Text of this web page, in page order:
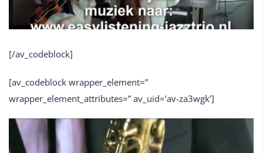
[/av_codeblock]
[av_codeblock wrapper_element=”
wrapper_element_attributes=” av_uid=’av-za3wgk’]